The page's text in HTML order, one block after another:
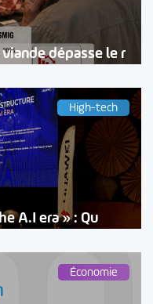
dépasse le r
High-tech
A.I era » : Qu
Économie